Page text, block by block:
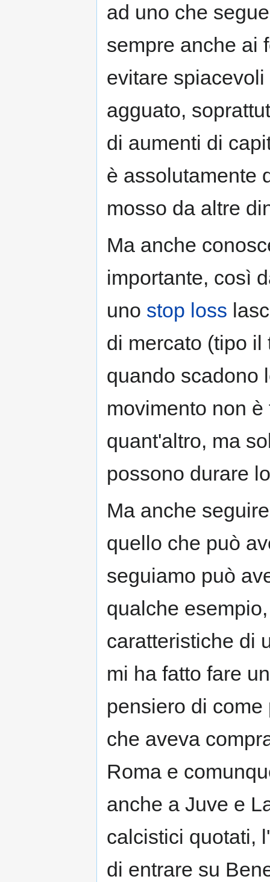
ad uno che
sempre anche ai
evitare
agguato,
di aumenti di
è assolutamente
mosso da altre
Ma anche
importante, così
uno stop loss
di mercato (tipo
quando scadono
movimento non
quant'altro, ma
possono durare
Ma anche
quello che può
seguiamo può
qualche
caratteristiche di
mi ha fatto fare
pensiero di
che aveva
Roma e
anche a Juve e
calcistici quotati,
di entrare su